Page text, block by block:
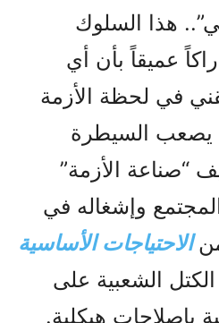
هذا السلوك
عميقاً بأن أي
في لحظة الأزمة
يصعب السيطرة
“صناعة الأزمة”
وإشغاله في
الاحتياجات الأساسية
الشعبية على
بإصلاحات هيكلية.